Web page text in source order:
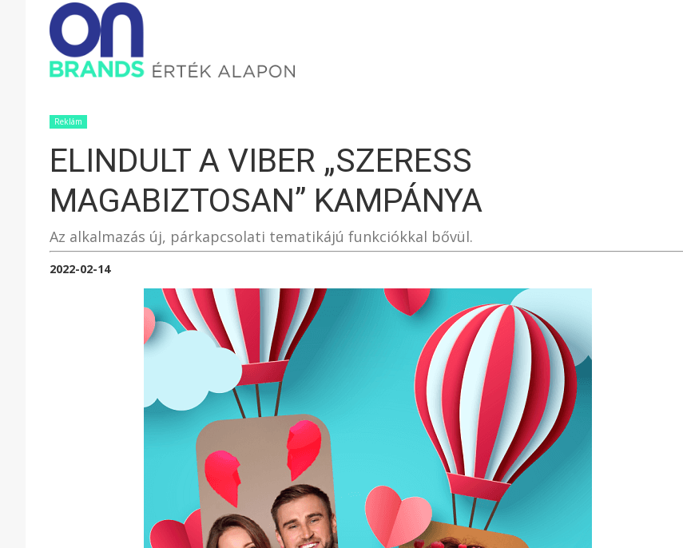
ÉRTÉK
Reklám
ELINDULT A VIBER „SZERESS
MAGABIZTOSAN” KAMPÁNYA
Az alkalmazás új, párkapcsolati tematikájú funkciókkal bővül.
2022-02-14